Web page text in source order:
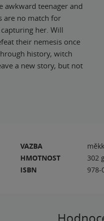
awkward teenager and
are no match for
her. Will
their nemesis once
history, witch
a new story, but not
VAZBA
HMOTNOST
302
ISBN
978-